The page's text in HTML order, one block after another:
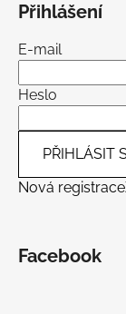
Přihlášení
E-mail
Heslo
PŘIHLÁSIT
Nová registrace
Facebook